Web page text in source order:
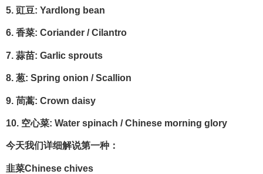
5. 豇豆: Yardlong bean
6. 香菜: Coriander / Cilantro
7. 蒜苗: Garlic sprouts
8. 葱: Spring onion / Scallion
9. 茼蒿: Crown daisy
10. 空心菜: Water spinach / Chinese morning glory
今天我们详细解说第一种：
韭菜Chinese chives